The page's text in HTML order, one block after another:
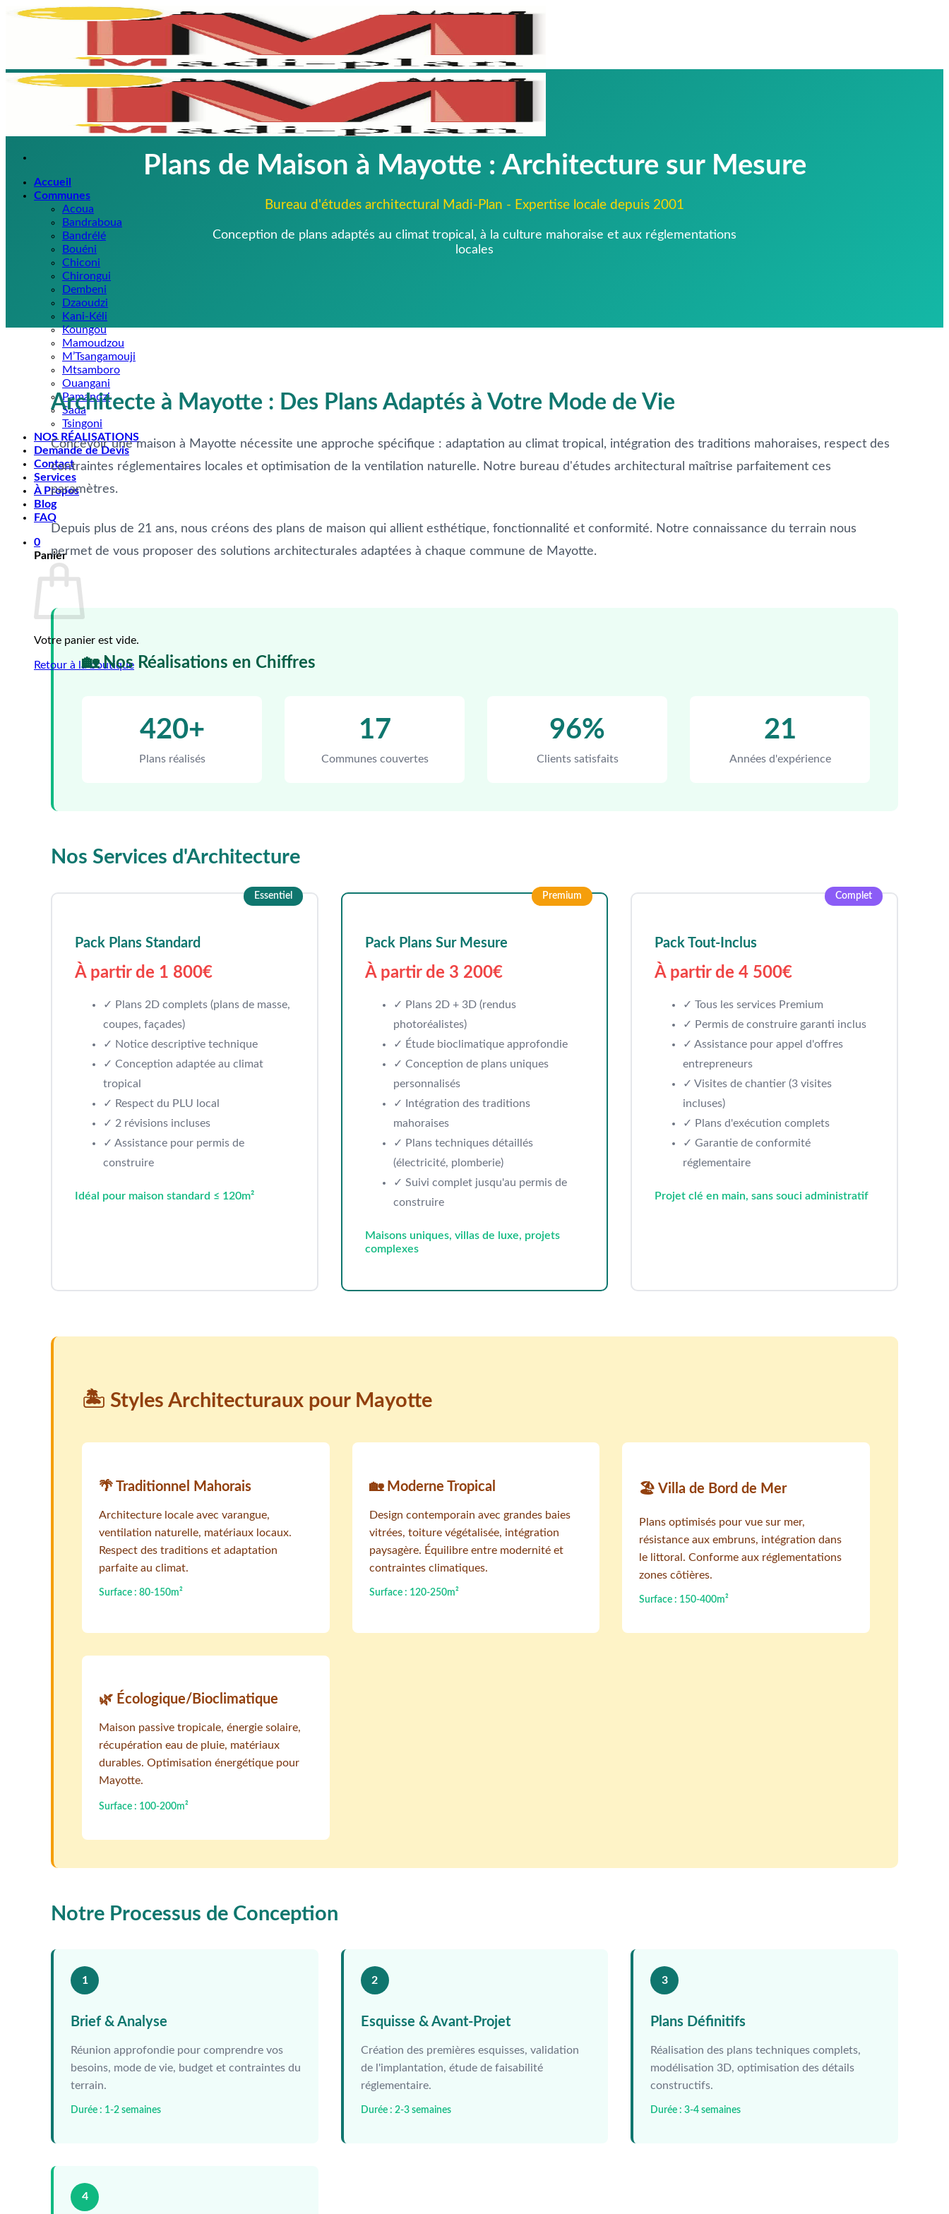
Passer
Accueil
Communes
Acoua
Bandraboua
Bandrélé
Bouéni
Chiconi
Chirongui
Dembeni
Dzaoudzi
Kani-Kéli
Koungou
Mamoudzou
M’Tsangamouji
Mtsamboro
Ouangani
Pamandzi
Sada
Tsingoni
NOS RÉALISATIONS
Demande de Devis
Contact
Services
À Propos
Blog
FAQ
0
Panier
Votre panier est vide.
Retour à la boutique
Plans de Maison à Mayotte : Architecture sur Mesure
Bureau d'études architectural Madi-Plan - Expertise locale depuis 2001
Conception de plans adaptés au climat tropical, à la culture mahoraise et aux réglementations
locales
Architecte à Mayotte : Des Plans Adaptés à Votre Mode de Vie
Concevoir une maison à Mayotte nécessite une approche spécifique : adaptation au climat tropical, intégration des traditions mahoraises, respect des
contraintes réglementaires locales et optimisation de la ventilation naturelle. Notre bureau d'études architectural maîtrise parfaitement ces
paramètres.
Depuis plus de 21 ans, nous créons des plans de maison qui allient esthétique, fonctionnalité et conformité. Notre connaissance du terrain nous
permet de vous proposer des solutions architecturales adaptées à chaque commune de Mayotte.
🏡 Nos Réalisations en Chiffres
420+
Plans réalisés
17
Communes couvertes
96%
Clients satisfaits
21
Années d'expérience
Nos Services d'Architecture
Essentiel
Pack Plans Standard
À partir de 1 800€
✓ Plans 2D complets (plans de masse,
coupes, façades)
✓ Notice descriptive technique
✓ Conception adaptée au climat
tropical
✓ Respect du PLU local
✓ 2 révisions incluses
✓ Assistance pour permis de
construire
Idéal pour maison standard ≤ 120m²
Premium
Pack Plans Sur Mesure
À partir de 3 200€
✓ Plans 2D + 3D (rendus
photoréalistes)
✓ Étude bioclimatique approfondie
✓ Conception de plans uniques
personnalisés
✓ Intégration des traditions
mahoraises
✓ Plans techniques détaillés
(électricité, plomberie)
✓ Suivi complet jusqu'au permis de
construire
Maisons uniques, villas de luxe, projets
complexes
Complet
Pack Tout-Inclus
À partir de 4 500€
✓ Tous les services Premium
✓ Permis de construire garanti inclus
✓ Assistance pour appel d'offres
entrepreneurs
✓ Visites de chantier (3 visites
incluses)
✓ Plans d'exécution complets
✓ Garantie de conformité
réglementaire
Projet clé en main, sans souci administratif
🏝️ Styles Architecturaux pour Mayotte
🌴 Traditionnel Mahorais
Architecture locale avec varangue,
ventilation naturelle, matériaux locaux.
Respect des traditions et adaptation
parfaite au climat.
Surface : 80-150m²
🏡 Moderne Tropical
Design contemporain avec grandes baies
vitrées, toiture végétalisée, intégration
paysagère. Équilibre entre modernité et
contraintes climatiques.
Surface : 120-250m²
🏖️ Villa de Bord de Mer
Plans optimisés pour vue sur mer,
résistance aux embruns, intégration dans
le littoral. Conforme aux réglementations
zones côtières.
Surface : 150-400m²
🌿 Écologique/Bioclimatique
Maison passive tropicale, énergie solaire,
récupération eau de pluie, matériaux
durables. Optimisation énergétique pour
Mayotte.
Surface : 100-200m²
Notre Processus de Conception
1
Brief & Analyse
Réunion approfondie pour comprendre vos
besoins, mode de vie, budget et contraintes du
terrain.
Durée : 1-2 semaines
2
Esquisse & Avant-Projet
Création des premières esquisses, validation
de l'implantation, étude de faisabilité
réglementaire.
Durée : 2-3 semaines
3
Plans Définitifs
Réalisation des plans techniques complets,
modélisation 3D, optimisation des détails
constructifs.
Durée : 3-4 semaines
4